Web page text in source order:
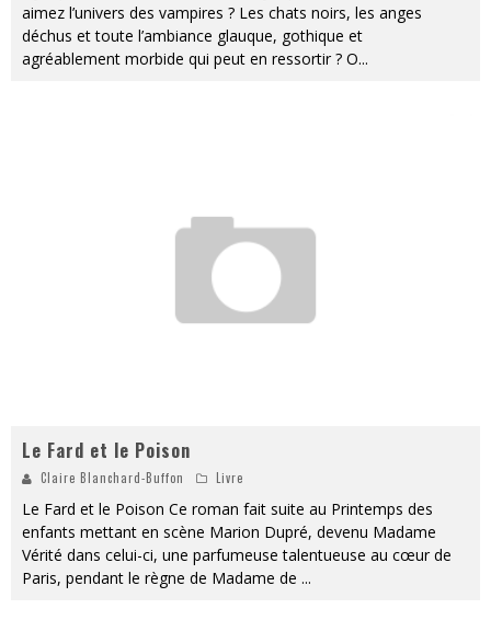
aimez l’univers des vampires ? Les chats noirs, les anges
déchus et toute l’ambiance glauque, gothique et
agréablement morbide qui peut en ressortir ? O...
Le Fard et le Poison
Claire Blanchard-Buffon Livre
Le Fard et le Poison Ce roman fait suite au Printemps des
enfants mettant en scène Marion Dupré, devenu Madame
Vérité dans celui-ci, une parfumeuse talentueuse au cœur de
Paris, pendant le règne de Madame de ...